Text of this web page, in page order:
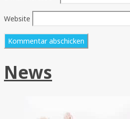
Website
News